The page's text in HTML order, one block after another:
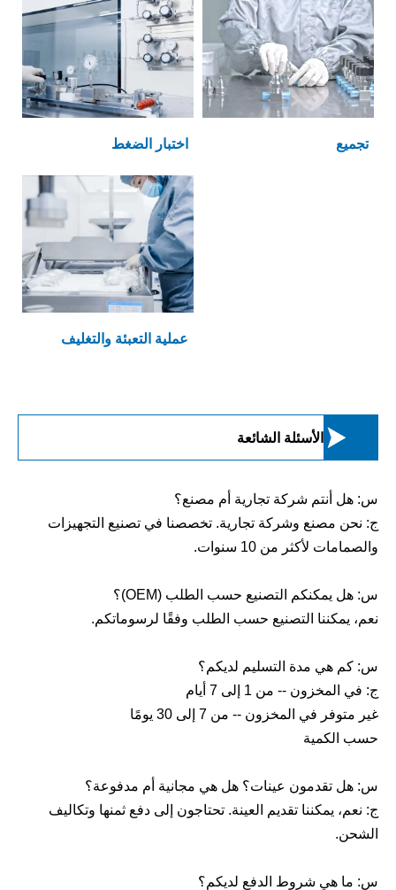
اختبار الضغط تجميع
عملية التعبئة والتغليف
 الأسئلة الشائعة
س: هل أنتم شركة تجارية أم مصنع؟
ج: نحن مصنع وشركة تجارية. تخصصنا في تصنيع التجهيزات
والصمامات لأكثر من 10 سنوات.
س: هل يمكنكم التصنيع حسب الطلب (OEM)؟
نعم، يمكننا التصنيع حسب الطلب وفقًا لرسوماتكم.
س: كم هي مدة التسليم لديكم؟
ج: في المخزون -- من 1 إلى 7 أيام
غير متوفر في المخزون -- من 7 إلى 30 يومًا
حسب الكمية
س: هل تقدمون عينات؟ هل هي مجانية أم مدفوعة؟
ج: نعم، يمكننا تقديم العينة. تحتاجون إلى دفع ثمنها وتكاليف
الشحن.
س: ما هي شروط الدفع لديكم؟